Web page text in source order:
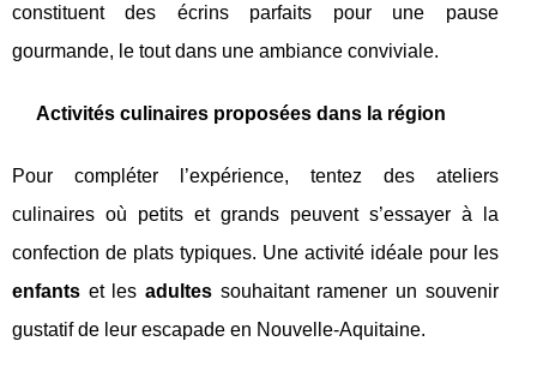
constituent des écrins parfaits pour une pause
gourmande, le tout dans une ambiance conviviale.
Activités culinaires proposées dans la région
Pour compléter l’expérience, tentez des ateliers
culinaires où petits et grands peuvent s’essayer à la
confection de plats typiques. Une activité idéale pour les
enfants et les adultessouhaitant ramener un souvenir
gustatif de leur escapade en Nouvelle-Aquitaine.